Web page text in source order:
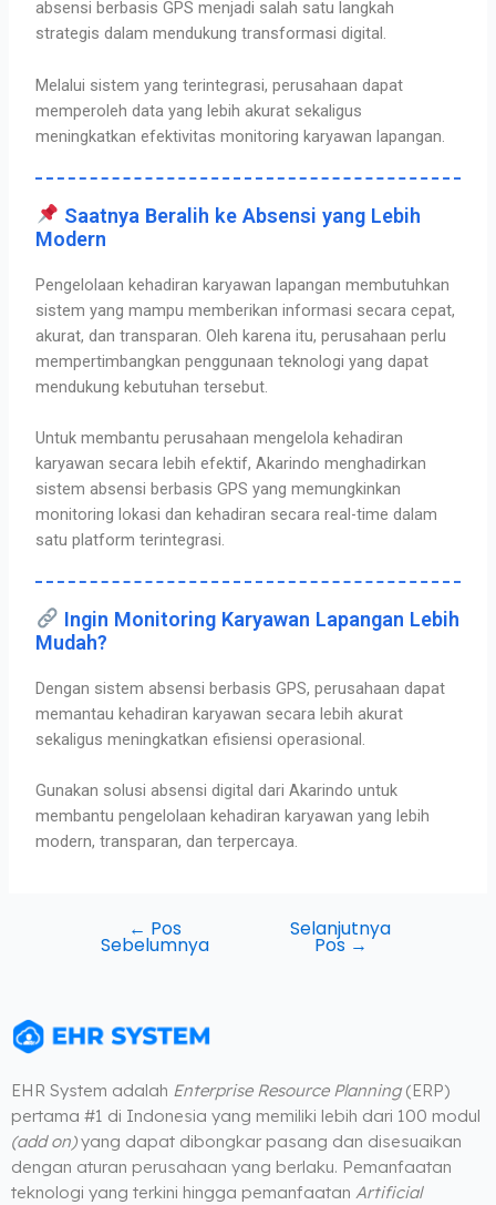
absensi berbasis GPS menjadi salah satu langkah
strategis dalam mendukung transformasi digital.
Melalui sistem yang terintegrasi, perusahaan dapat
memperoleh data yang lebih akurat sekaligus
meningkatkan efektivitas monitoring karyawan lapangan.
Saatnya Beralih ke Absensi yang Lebih
Modern
Pengelolaan kehadiran karyawan lapangan membutuhkan
sistem yang mampu memberikan informasi secara cepat,
akurat, dan transparan. Oleh karena itu, perusahaan perlu
mempertimbangkan penggunaan teknologi yang dapat
mendukung kebutuhan tersebut.
Untuk membantu perusahaan mengelola kehadiran
karyawan secara lebih efektif,Akarindo menghadirkan
sistem absensi berbasis GPS yang memungkinkan
monitoring lokasi dan kehadiran secara real-time dalam
satu platform terintegrasi.
Ingin Monitoring Karyawan Lapangan Lebih
Mudah?
Dengan sistem absensi berbasis GPS, perusahaan dapat
memantau kehadiran karyawan secara lebih akurat
sekaligus meningkatkan efisiensi operasional.
Gunakan solusi absensi digital dari Akarindo untuk
membantu pengelolaan kehadiran karyawan yang lebih
modern, transparan, dan terpercaya.
← Pos
Sebelumnya
Selanjutnya
Pos →
EHR System adalah Enterprise Resource Planning(ERP)
pertama #1 di Indonesia yang memiliki lebih dari 100 modul
(add on)yang dapat dibongkar pasang dan disesuaikan
dengan aturan perusahaan yang berlaku. Pemanfaatan
teknologi yang terkini hingga pemanfaatan Artificial